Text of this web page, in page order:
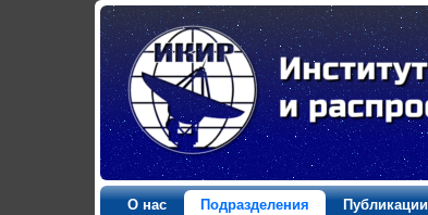
О нас Подразделения Публикации